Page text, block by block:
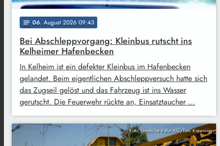
notes 06. August 2026 09:43
Bei Abschleppvorgang: Kleinbus rutscht ins
Kelheimer Hafenbecken
In Kelheim ist ein defekter Kleinbus im Hafenbecken
gelandet. Beim eigentlichen Abschleppversuch hatte sich
das Zugseil gelöst und das Fahrzeug ist ins Wasser
gerutscht. Die Feuerwehr rückte an, Einsatztaucher …
Foto: Deutsche Bahn AG/Tom Kiewning